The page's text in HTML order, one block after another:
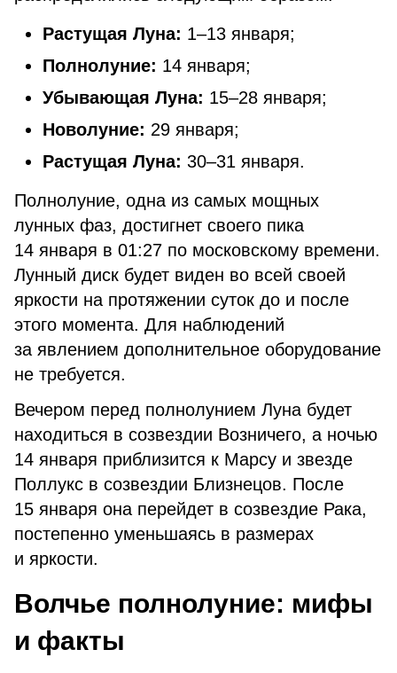
Растущая Луна: 1–13 января;
Полнолуние: 14 января;
Убывающая Луна: 15–28 января;
Новолуние: 29 января;
Растущая Луна: 30–31 января.
Полнолуние, одна из самых мощных
лунных фаз, достигнет своего пика
14 января в 01:27 по московскому времени.
Лунный диск будет виден во всей своей
яркости на протяжении суток до и после
этого момента. Для наблюдений
за явлением дополнительное оборудование
не требуется.
Вечером перед полнолунием Луна будет
находиться в созвездии Возничего, а ночью
14 января приблизится к Марсу и звезде
Поллукс в созвездии Близнецов. После
15 января она перейдет в созвездие Рака,
постепенно уменьшаясь в размерах
и яркости.
Волчье полнолуние: мифы
и факты